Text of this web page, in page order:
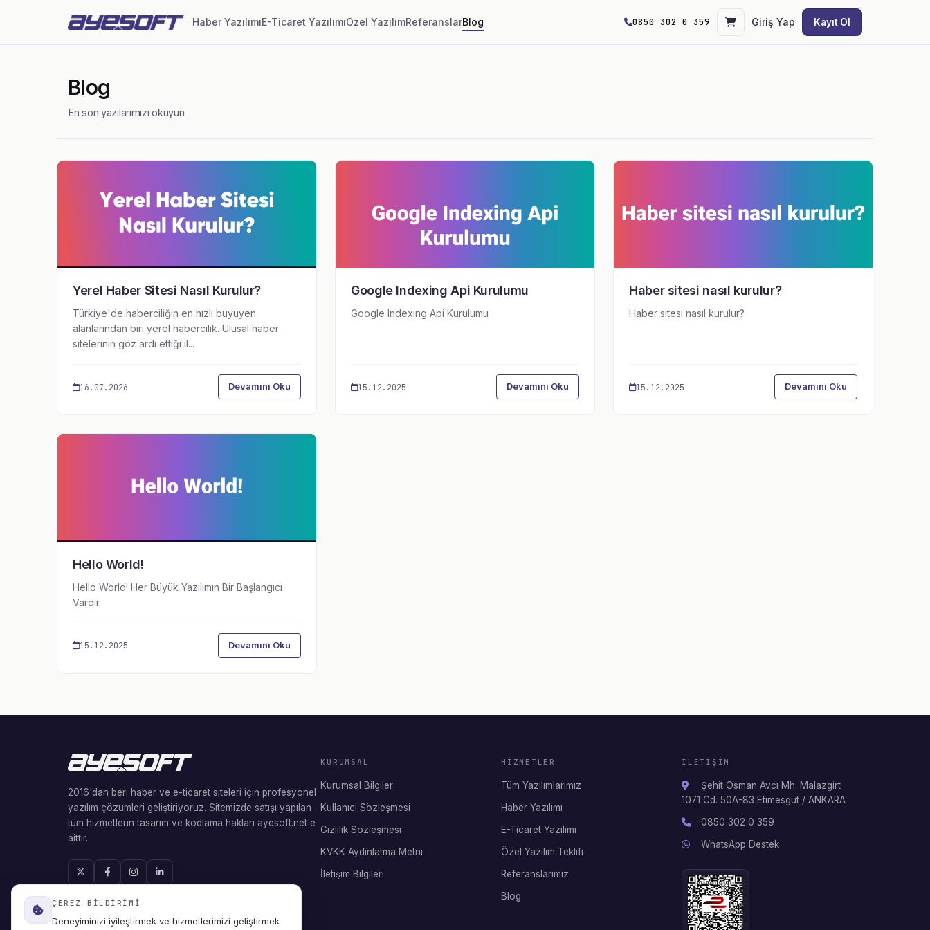
Haber YazılımıE-Ticaret YazılımıÖzel YazılımReferanslarBlog 0850 302 0 359 Giriş Yap Kayıt Ol
Blog
En son yazılarımızı okuyun
Yerel Haber Sitesi Nasıl Kurulur?
Türkiye'de haberciliğin en hızlı büyüyen
alanlarından biri yerel habercilik. Ulusal haber
sitelerinin göz ardı ettiği il...
16.07.2026 Devamını Oku
Google Indexing Api Kurulumu
Google Indexing Api Kurulumu
15.12.2025 Devamını Oku
Haber sitesi nasıl kurulur?
Haber sitesi nasıl kurulur?
15.12.2025 Devamını Oku
Hello World!
Hello World! Her Büyük Yazılımın Bir Başlangıcı
Vardır
15.12.2025 Devamını Oku
2016'dan beri haber ve e-ticaret siteleri için profesyonel
yazılım çözümleri geliştiriyoruz. Sitemizde satışı yapılan
tüm hizmetlerin tasarım ve kodlama hakları ayesoft.net'e
aittir.
KURUMSAL
Kurumsal Bilgiler
Kullanıcı Sözleşmesi
Gizlilik Sözleşmesi
KVKK Aydınlatma Metni
İletişim Bilgileri
HIZMETLER
Tüm Yazılımlarımız
Haber Yazılımı
E-Ticaret Yazılımı
Özel Yazılım Teklifi
Referanslarımız
Blog
İLETIŞIM
Şehit Osman Avcı Mh. Malazgirt
1071 Cd. 50A-83 Etimesgut / ANKARA
0850 302 0 359
WhatsApp Destek
ÇEREZ BILDIRIMI
Deneyiminizi iyileştirmek ve hizmetlerimizi geliştirmek